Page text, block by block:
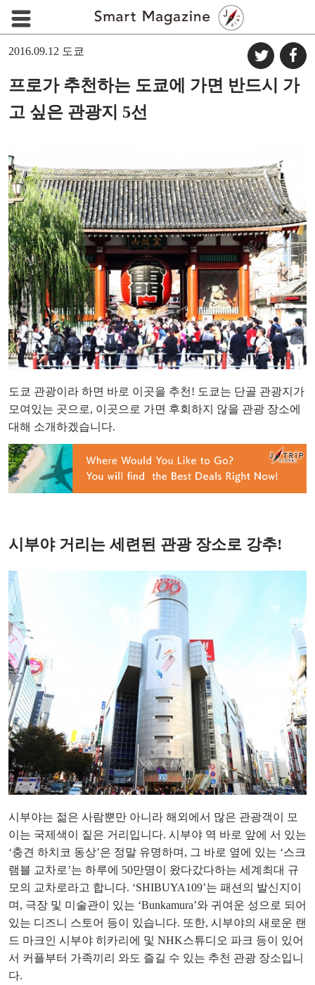
2016.09.12 도쿄
프로가 추천하는 도쿄에 가면 반드시 가
고 싶은 관광지 5선
도쿄 관광이라 하면 바로 이곳을 추천! 도쿄는 단골 관광지가
모여있는 곳으로, 이곳으로 가면 후회하지 않을 관광 장소에
대해 소개하겠습니다.
시부야 거리는 세련된 관광 장소로 강추!
시부야는 젊은 사람뿐만 아니라 해외에서 많은 관광객이 모
이는 국제색이 짙은 거리입니다. 시부야 역 바로 앞에 서 있는
‘충견 하치코 동상’은 정말 유명하며, 그 바로 옆에 있는 ‘스크
램블 교차로’는 하루에 50만명이 왔다갔다하는 세계최대 규
모의 교차로라고 합니다. ‘SHIBUYA109’는 패션의 발신지이
며, 극장 및 미술관이 있는 ‘Bunkamura’와 귀여운 성으로 되어
있는 디즈니 스토어 등이 있습니다. 또한, 시부야의 새로운 랜
드 마크인 시부야 히카리에 및 NHK스튜디오 파크 등이 있어
서 커플부터 가족끼리 와도 즐길 수 있는 추천 관광 장소입니
다.